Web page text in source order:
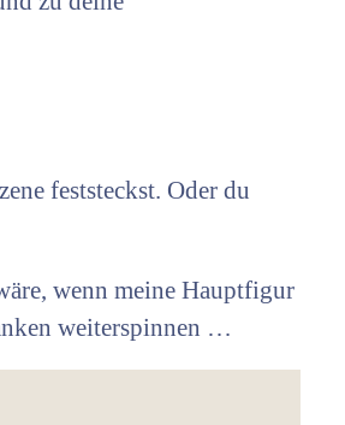
feststeckst. Oder du
wenn meine Hauptfigur
weiterspinnen …